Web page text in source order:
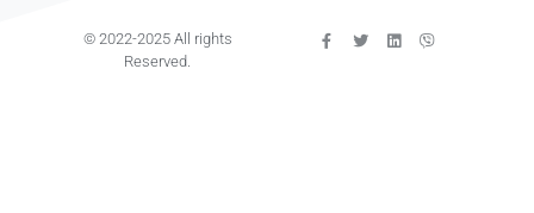
© 2022-2025 All rights
Reserved.